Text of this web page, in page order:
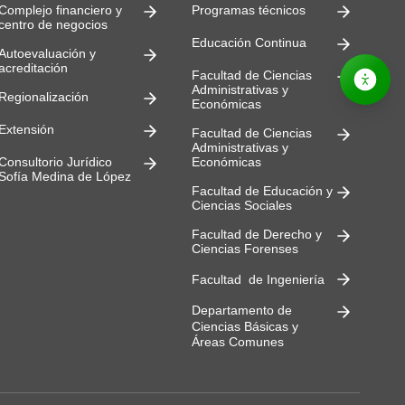
financiero y
de negocios
y
Regionalización
Extensión
Jurídico
Sofía Medina de López
Programas técnicos
Educación Continua
Facultad de Ciencias
Administrativas y
Económicas
Facultad de Ciencias
Administrativas y
Económicas
Facultad de Educación y
Ciencias Sociales
Facultad de Derecho y
Ciencias Forenses
Facultad de Ingeniería
Departamento de
Ciencias Básicas y
Áreas Comunes